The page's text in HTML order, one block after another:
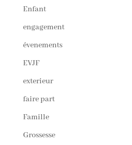
Enfant
engagement
évenements
EVJF
exterieur
faire part
Famille
Grossesse